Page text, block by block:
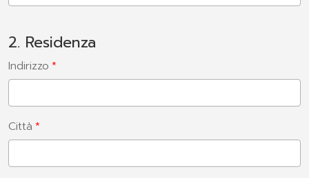
2. Residenza
Indirizzo
Città